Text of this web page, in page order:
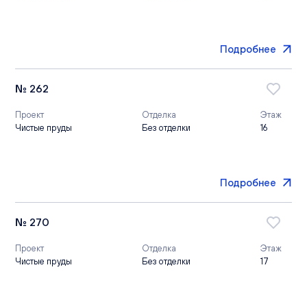
Подробнее
№ 262
Проект
Чистые пруды
Отделка
Без отделки
Этаж
16
Подробнее
№ 270
Проект
Чистые пруды
Отделка
Без отделки
Этаж
17